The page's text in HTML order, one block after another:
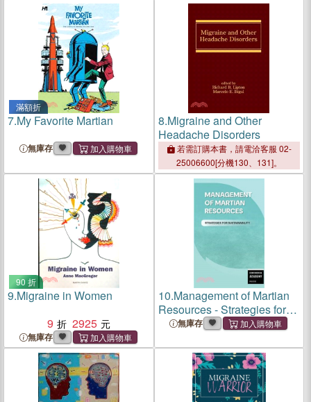
滿額折
7.My Favorite Martian
無庫存
8.Migraine and Other
Headache Disorders
若需訂購本書，請電洽客服 02-
25006600[分機130、131]。
90 折
9.Migraine in Women
9
2925
無庫存
10.Management of Martian
Resources - Strategies for
Sustainability
無庫存